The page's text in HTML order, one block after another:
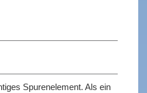
Spurenelement. Als ein